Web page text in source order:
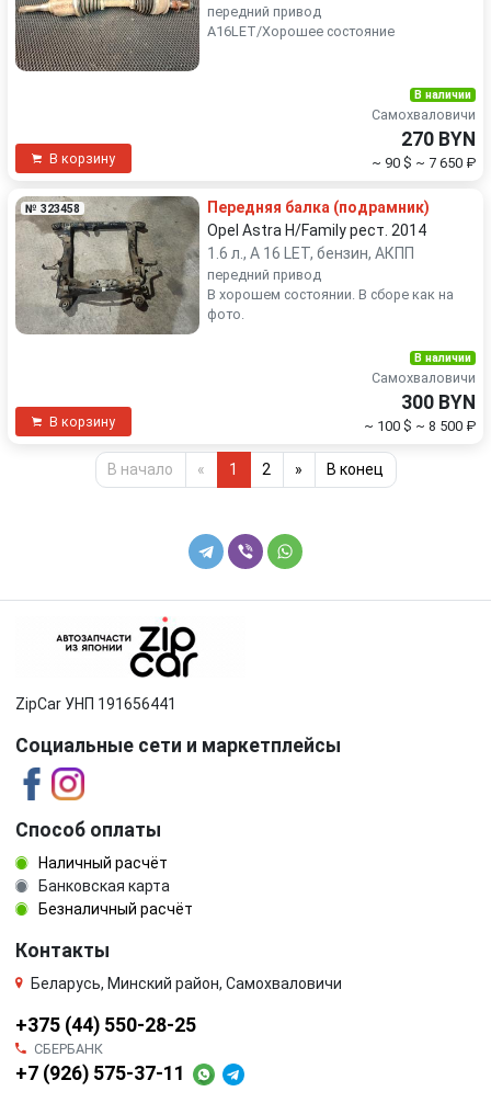
передний привод
A16LET/Хорошее состояние
В корзину
В наличии
Самохваловичи
270 BYN
~ 90 $ ~ 7 650 ₽
№ 323458
Передняя балка (подрамник)
Opel Astra H/Family рест. 2014
1.6 л., A 16 LET, бензин, АКПП
передний привод
В хорошем состоянии. В сборе как на
фото.
В корзину
В наличии
Самохваловичи
300 BYN
~ 100 $ ~ 8 500 ₽
В начало « 1 2 » В конец
ZipCar УНП 191656441
Социальные сети и маркетплейсы
Способ оплаты
Наличный расчёт
Банковская карта
Безналичный расчёт
Контакты
Беларусь, Минский район, Самохваловичи
+375 (44) 550-28-25
СБЕРБАНК
+7 (926) 575-37-11